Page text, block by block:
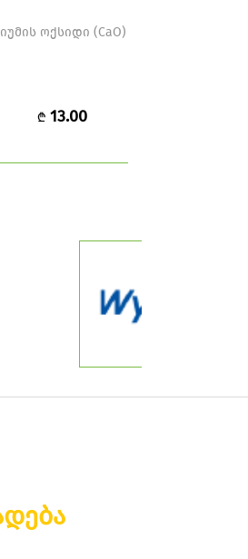
ოქსიდი (CaO) 55 %
₾ 13.00